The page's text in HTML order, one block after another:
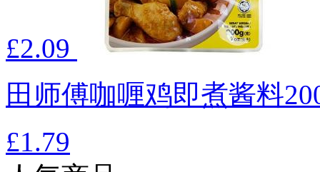
£2.09
田师傅咖喱鸡即煮酱料
£1.79